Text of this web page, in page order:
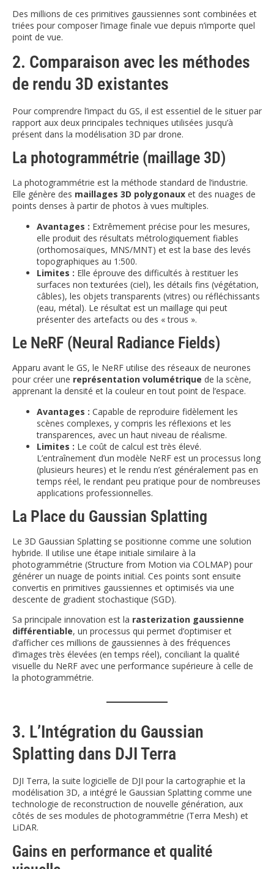
Des millions de ces primitives gaussiennes sont combinées et
triées pour composer l’image finale vue depuis n’importe quel
point de vue.
2. Comparaison avec les méthodes
de rendu 3D existantes
Pour comprendre l’impact du GS, il est essentiel de le situer par
rapport aux deux principales techniques utilisées jusqu’à
présent dans la modélisation 3D par drone.
La photogrammétrie (maillage 3D)
La photogrammétrie est la méthode standard de l’industrie.
Elle génère des maillages 3D polygonaux et des nuages de
points denses à partir de photos à vues multiples.
Avantages : Extrêmement précise pour les mesures,
elle produit des résultats métrologiquement fiables
(orthomosaïques, MNS/MNT) et est la base des levés
topographiques au 1:500.
Limites : Elle éprouve des difficultés à restituer les
surfaces non texturées (ciel), les détails fins (végétation,
câbles), les objets transparents (vitres) ou réfléchissants
(eau, métal). Le résultat est un maillage qui peut
présenter des artefacts ou des « trous ».
Le NeRF (Neural Radiance Fields)
Apparu avant le GS, le NeRF utilise des réseaux de neurones
pour créer une représentation volumétrique de la scène,
apprenant la densité et la couleur en tout point de l’espace.
Avantages : Capable de reproduire fidèlement les
scènes complexes, y compris les réflexions et les
transparences, avec un haut niveau de réalisme.
Limites : Le coût de calcul est très élevé.
L’entraînement d’un modèle NeRF est un processus long
(plusieurs heures) et le rendu n’est généralement pas en
temps réel, le rendant peu pratique pour de nombreuses
applications professionnelles.
La Place du Gaussian Splatting
Le 3D Gaussian Splatting se positionne comme une solution
hybride. Il utilise une étape initiale similaire à la
photogrammétrie (Structure from Motion via COLMAP) pour
générer un nuage de points initial. Ces points sont ensuite
convertis en primitives gaussiennes et optimisés via une
descente de gradient stochastique (SGD).
Sa principale innovation est la rasterization gaussienne
différentiable, un processus qui permet d’optimiser et
d’afficher ces millions de gaussiennes à des fréquences
d’images très élevées (en temps réel), conciliant la qualité
visuelle du NeRF avec une performance supérieure à celle de
la photogrammétrie.
3. L’Intégration du Gaussian
Splatting dans DJI Terra
DJI Terra, la suite logicielle de DJI pour la cartographie et la
modélisation 3D, a intégré le Gaussian Splatting comme une
technologie de reconstruction de nouvelle génération, aux
côtés de ses modules de photogrammétrie (Terra Mesh) et
LiDAR.
Gains en performance et qualité